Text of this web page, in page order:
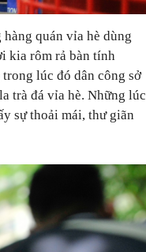
quán vỉa hè dùng
kia rôm rả bàn tính
lúc đó dân công sở
trà đá vỉa hè. Những lúc
sự thoải mái, thư giãn